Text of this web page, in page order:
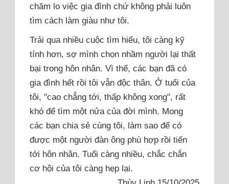
chăm lo việc gia đình chứ không phải luôn
tìm cách làm giàu như tôi.
Trải qua nhiều cuộc tìm hiểu, tôi càng kỹ
tính hơn, sợ mình chọn nhầm người lại thất
bại trong hôn nhân. Vì thế, các bạn đã có
gia đình hết rồi tôi vẫn độc thân. Ở tuổi của
tôi, "cao chẳng tới, thấp không xong", rất
khó để tìm một nửa của đời mình. Mong
các bạn chia sẻ cùng tôi, làm sao để có
được một người đàn ông phù hợp rồi tiến
tới hôn nhân. Tuổi càng nhiều, chắc chắn
cơ hội của tôi càng hẹp lại.